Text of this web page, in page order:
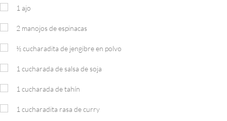
1 ajo
2 manojos de espinacas
½cucharadita de jengibre en polvo
1 cucharada de salsa de soja
1 cucharada de tahín
1 cucharadita rasa de curry